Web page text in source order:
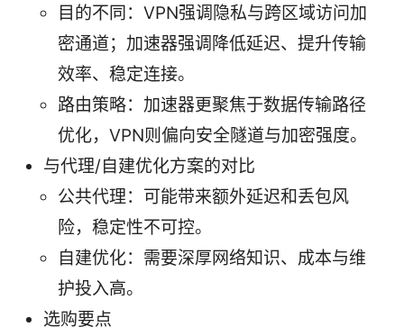
目的不同：VPN强调隐私与跨区域访问加
密通道；加速器强调降低延迟、提升传输
效率、稳定连接。
路由策略：加速器更聚焦于数据传输路径
优化，VPN则偏向安全隧道与加密强度。
与代理/自建优化方案的对比
公共代理：可能带来额外延迟和丢包风
险，稳定性不可控。
自建优化：需要深厚网络知识、成本与维
护投入高。
选购要点